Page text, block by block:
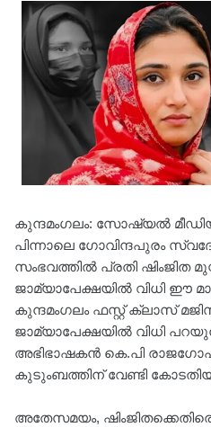
കുന്ദമംഗലം: സോഷ്യൽ
പിന്നാലെ ഗോവിന്ദപുരം
സംഭവത്തിൽ പ്രതി ഷിംജിത
ജാമ്യാപേക്ഷയിൽ വിധി ഈ
കുന്ദമംഗലം ഫസ്റ്റ് ക്ലാസ്
ജാമ്യാപേക്ഷയിൽ വിധി
അഭിഭാഷകൻ കെ.പി
കുടുംബത്തിന് വേണ്ടി
അതേസമയം,